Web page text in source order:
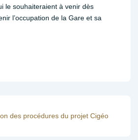
le souhaiteraient à venir dès
l’occupation de la Gare et sa
des procédures du projet Cigéo